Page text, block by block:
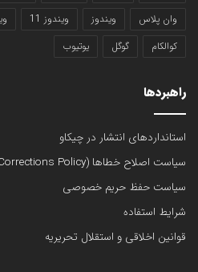
وان پلاس
ویندوز ویندوز 11
کوالکام
گوگل یوتیوب
راهبردها
استانداردهای انتشار در چیکاو
سیاست اصلاح خطاها (Corrections Policy)
سیاست حفظ حریم خصوصی
شرایط استفاده
قوانین اخلاقی و استقلال تحریریه